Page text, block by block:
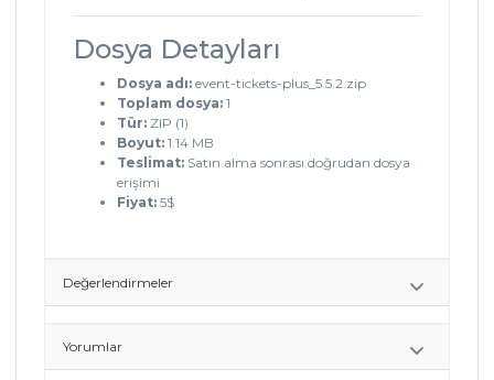
Dosya Detayları
Dosya adı: event-tickets-plus_5.5.2.zip
Toplam dosya: 1
Tür: ZIP (1)
Boyut: 1.14 MB
Teslimat: Satın alma sonrası doğrudan dosya
erişimi
Fiyat: 5$
Değerlendirmeler
Yorumlar